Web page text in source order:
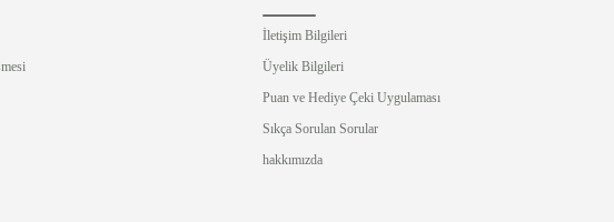
İletişim Bilgileri
Üyelik Bilgileri
Puan ve Hediye Çeki Uygulaması
Sıkça Sorulan Sorular
hakkımızda